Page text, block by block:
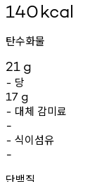
140kcal
탄수화물
21 g
- 당
17 g
- 대체 감미료
-
- 식이섬유
-
단백질